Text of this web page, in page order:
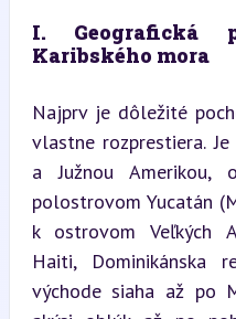
I. Geografická
Karibského mora
Najprv je dôležité
vlastne rozprestiera.
a Južnou Amerikou,
polostrovom Yucatán
k ostrovom Veľkých
Haiti, Dominikánska
východe siaha až po